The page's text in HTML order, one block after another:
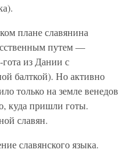
плане славянина
путем —
из Дании с
балткой). Но активно
только на земле венедов
куда пришли готы.
славян.
славянского языка.